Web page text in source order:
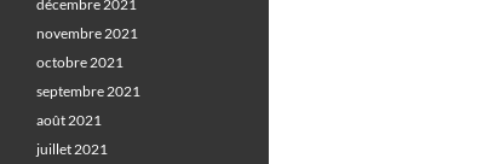
décembre 2021
novembre 2021
octobre 2021
septembre 2021
août 2021
juillet 2021